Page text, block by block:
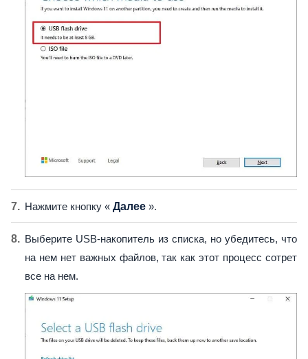
Нажмите кнопку « Далее ».
Выберите USB-накопитель из списка, но убедитесь, что
на нем нет важных файлов, так как этот процесс сотрет
все на нем.